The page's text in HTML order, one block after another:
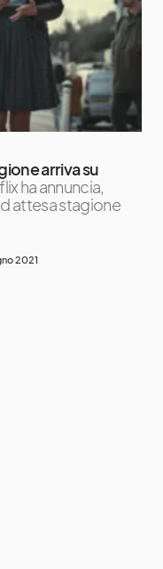
arriva su
ha annuncia,
attesa stagione
2021